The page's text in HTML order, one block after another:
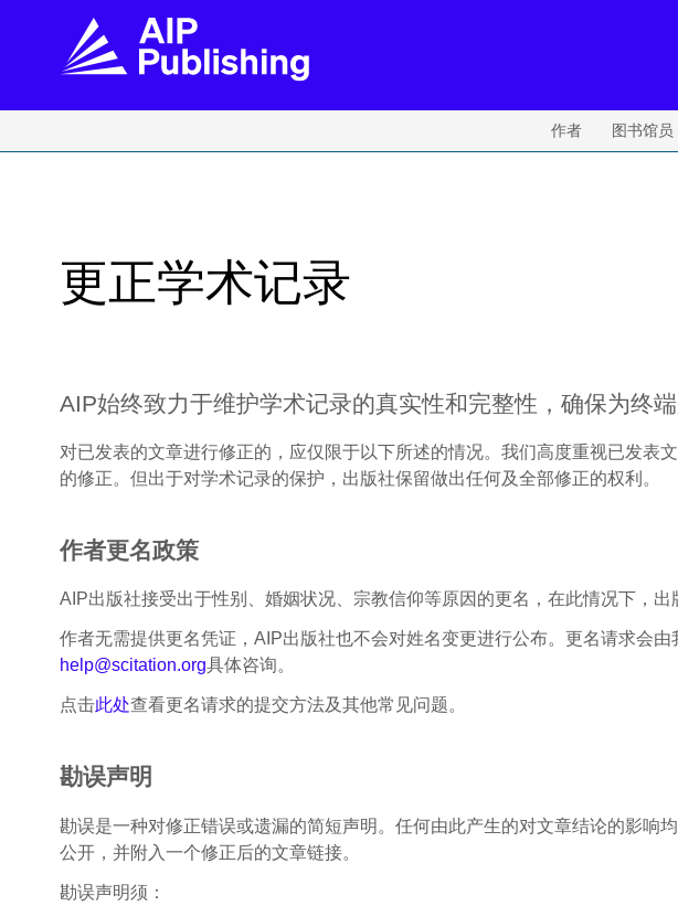
FIND YOUR
FIND THE RIGHT JOURNAL
BROWSE JOURNALS
LATEST
作者 图书馆员
更正学术记录
AIP始终致力于维护学术记录的真实性和完整性，确保为终端
对已发表的文章进行修正的，应仅限于以下所述的情况。我们高度重视已发
的修正。但出于对学术记录的保护，出版社保留做出任何及全部修正的权利。
作者更名政策
AIP出版社接受出于性别、婚姻状况、宗教信仰等原因的更名，在此情况下，
作者无需提供更名凭证，AIP出版社也不会对姓名变更进行公布。更名请求会
help@scitation.org具体咨询。
点击此处查看更名请求的提交方法及其他常见问题。
勘误声明
勘误是一种对修正错误或遗漏的简短声明。任何由此产生的对文章结论的影响
公开，并附入一个修正后的文章链接。
勘误声明须：